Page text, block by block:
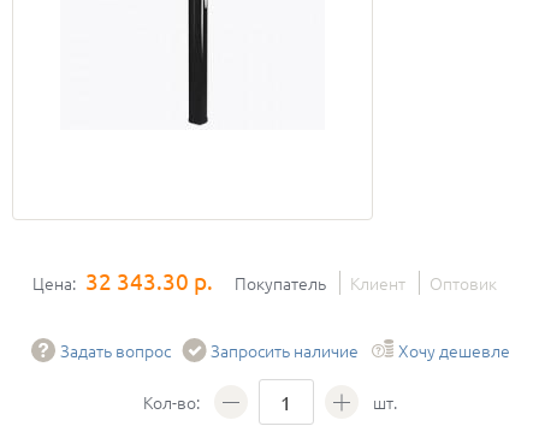
Цена: 32 343.30 р. Покупатель Клиент Оптовик
Задать вопрос Запросить наличие Хочу дешевле
Кол-во: шт.